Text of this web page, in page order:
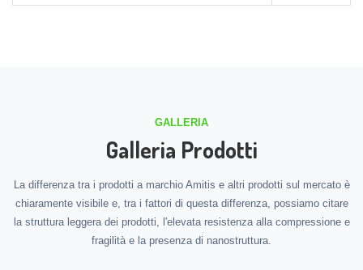
GALLERIA
Galleria Prodotti
La differenza tra i prodotti a marchio Amitis e altri prodotti sul mercato è
chiaramente visibile e, tra i fattori di questa differenza, possiamo citare
la struttura leggera dei prodotti, l'elevata resistenza alla compressione e
fragilità e la presenza di nanostruttura.